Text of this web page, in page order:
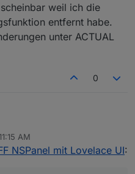
Read löschen und Write
weil ich die
entfernt habe.
unter ACTUAL
0
drin, scheinbar weil ich die
entfernt
AM
NSPanel mit Lovelace UI: